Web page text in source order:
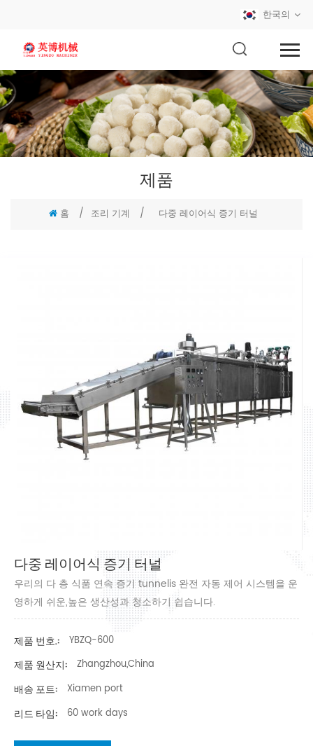
한국의
제품
홈 / 조리 기계 / 다중 레이어식 증기 터널
다중 레이어식 증기 터널
우리의 다 층 식품 연속 증기 tunnelis 완전 자동 제어 시스템을 운
영하게 쉬운,높은 생산성과 청소하기 쉽습니다.
제품 번호.:
YBZQ-600
제품 원산지:
Zhangzhou,China
배송 포트:
Xiamen port
리드 타임:
60 work days